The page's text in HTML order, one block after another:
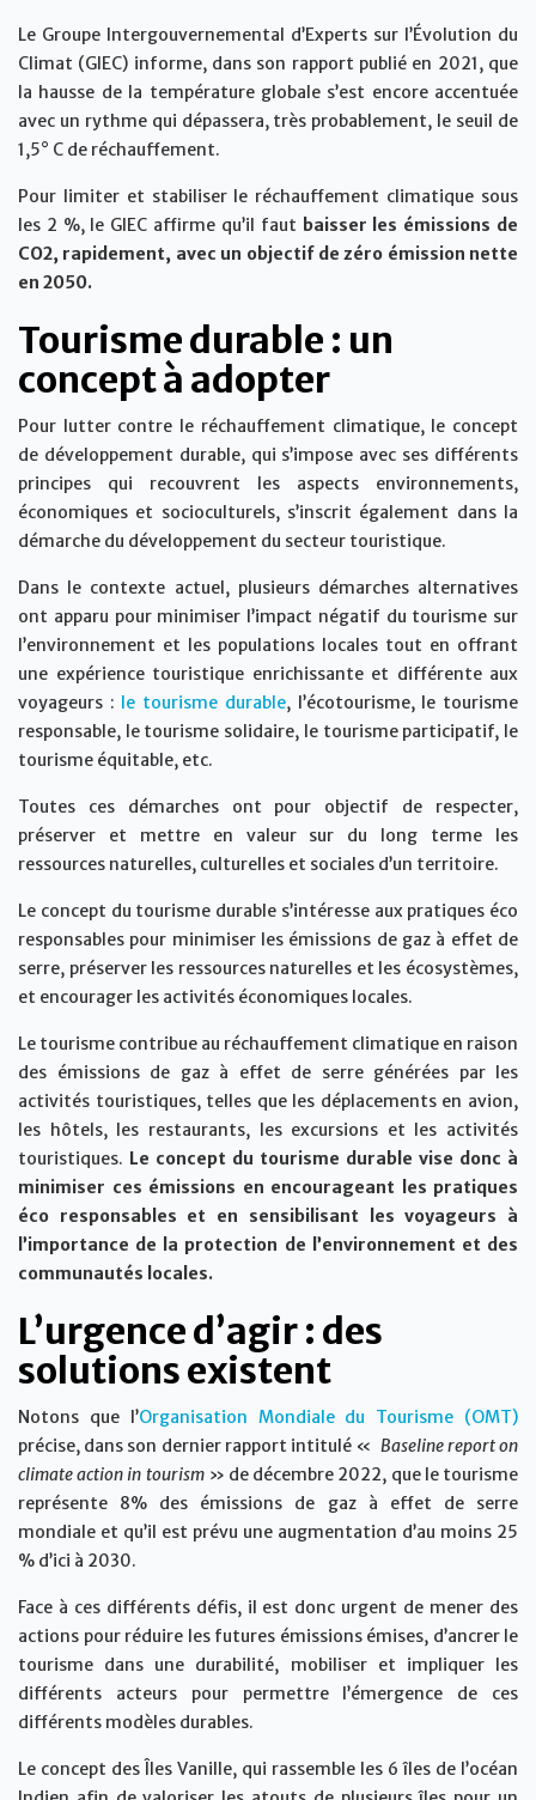
Le Groupe Intergouvernemental d’Experts sur l’Évolution du
Climat (GIEC) informe, dans son rapport publié en 2021, que
la hausse de la température globale s’est encore accentuée
avec un rythme qui dépassera, très probablement, le seuil de
1,5° C de réchauffement.
Pour limiter et stabiliser le réchauffement climatique sous
les 2 %, le GIEC affirme qu’il faut baisser les émissions de
CO2, rapidement, avec un objectif de zéro émission nette
en 2050.
Tourisme durable : un
concept à adopter
Pour lutter contre le réchauffement climatique, le concept
de développement durable, qui s’impose avec ses différents
principes qui recouvrent les aspects environnements,
économiques et socioculturels, s’inscrit également dans la
démarche du développement du secteur touristique.
Dans le contexte actuel, plusieurs démarches alternatives
ont apparu pour minimiser l’impact négatif du tourisme sur
l’environnement et les populations locales tout en offrant
une expérience touristique enrichissante et différente aux
voyageurs : le tourisme durable, l’écotourisme, le tourisme
responsable, le tourisme solidaire, le tourisme participatif, le
tourisme équitable, etc.
Toutes ces démarches ont pour objectif de respecter,
préserver et mettre en valeur sur du long terme les
ressources naturelles, culturelles et sociales d’un territoire.
Le concept du tourisme durable s’intéresse aux pratiques éco
responsables pour minimiser les émissions de gaz à effet de
serre, préserver les ressources naturelles et les écosystèmes,
et encourager les activités économiques locales.
Le tourisme contribue au réchauffement climatique en raison
des émissions de gaz à effet de serre générées par les
activités touristiques, telles que les déplacements en avion,
les hôtels, les restaurants, les excursions et les activités
touristiques. Le concept du tourisme durable vise donc à
minimiser ces émissions en encourageant les pratiques
éco responsables et en sensibilisant les voyageurs à
l’importance de la protection de l’environnement et des
communautés locales.
L’urgence d’agir : des
solutions existent
Notons que l’Organisation Mondiale du Tourisme (OMT)
précise, dans son dernier rapport intitulé « Baseline report on
climate action in tourism» de décembre 2022, que le tourisme
représente 8% des émissions de gaz à effet de serre
mondiale et qu’il est prévu une augmentation d’au moins 25
% d’ici à 2030.
Face à ces différents défis, il est donc urgent de mener des
actions pour réduire les futures émissions émises, d’ancrer le
tourisme dans une durabilité, mobiliser et impliquer les
différents acteurs pour permettre l’émergence de ces
différents modèles durables.
Le concept des Îles Vanille, qui rassemble les 6 îles de l’océan